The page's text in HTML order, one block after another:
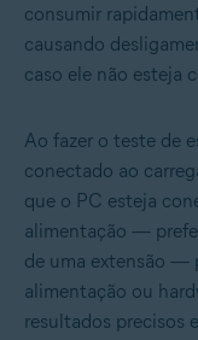
consumir
causando
caso ele não esteja
Ao fazer o teste de
conectado ao
que o PC esteja
alimentação —
de uma extensão —
alimentação ou
resultados precisos